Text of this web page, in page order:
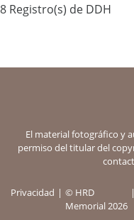
8 Registro(s) de DDH
El material fotográfico y
permiso del titular del
Privacidad
© HRD
Memorial 2026